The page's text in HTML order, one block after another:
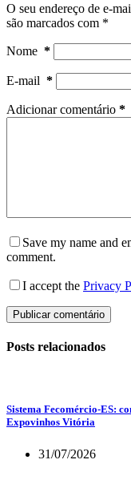
O seu endereço de e-
são marcados com *
Nome *
E-mail *
Adicionar comentário *
Save my name and
comment.
I accept the Privacy
Publicar comentário
Posts relacionados
Sistema Fecomércio-ES:
Expovinhos Vitória
31/07/2026